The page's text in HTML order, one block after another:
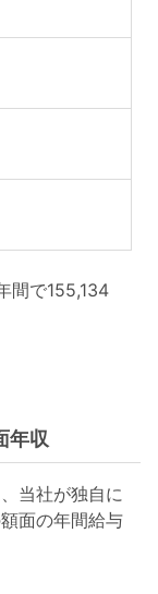
間で155,134
年収
当社が独自に
面の年間給与